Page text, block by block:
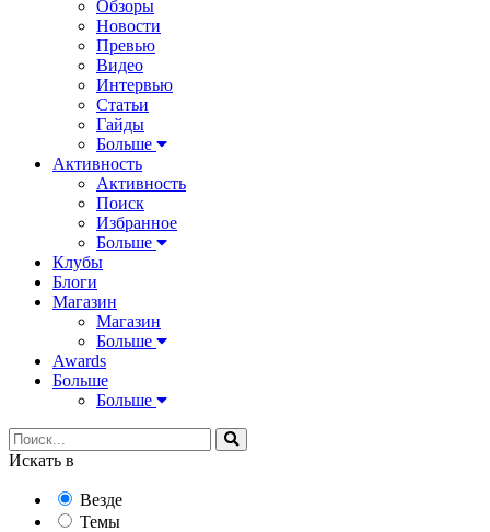
Обзоры
Новости
Превью
Видео
Интервью
Статьи
Гайды
Больше
Активность
Активность
Поиск
Избранное
Больше
Клубы
Блоги
Магазин
Магазин
Больше
Awards
Больше
Больше
Искать в
Везде
Темы